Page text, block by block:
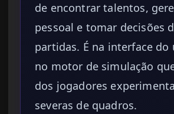
de encontrar talentos,
pessoal e tomar decisões
partidas. É na interface do
no motor de simulação
dos jogadores
severas de quadros.